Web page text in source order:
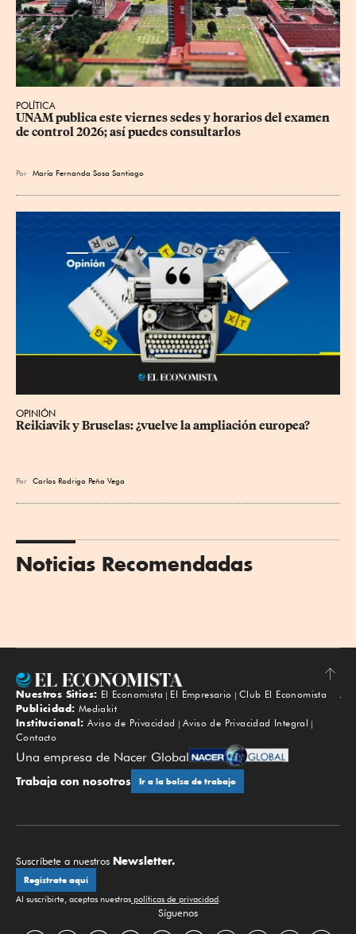
POLÍTICA
UNAM publica este viernes sedes y horarios del examen
de control 2026; así puedes consultarlos
Por María Fernanda Sosa Santiago
OPINIÓN
Reikiavik y Bruselas: ¿vuelve la ampliación europea?
Por Carlos Rodrigo Peña Vega
Noticias Recomendadas
Subir
Nuestros Sitios: El Economista El Empresario
Club El Economista
Publicidad: Mediakit
Institucional: Aviso de Privacidad
Aviso de Privacidad Integral
Contacto
Una empresa de Nacer Global
Trabaja con nosotros Ir a la bolsa de trabajo
Suscríbete a nuestros Newsletter.
Regístrate aquí
Al suscribirte, aceptas nuestras políticas de privacidad.
Síguenos